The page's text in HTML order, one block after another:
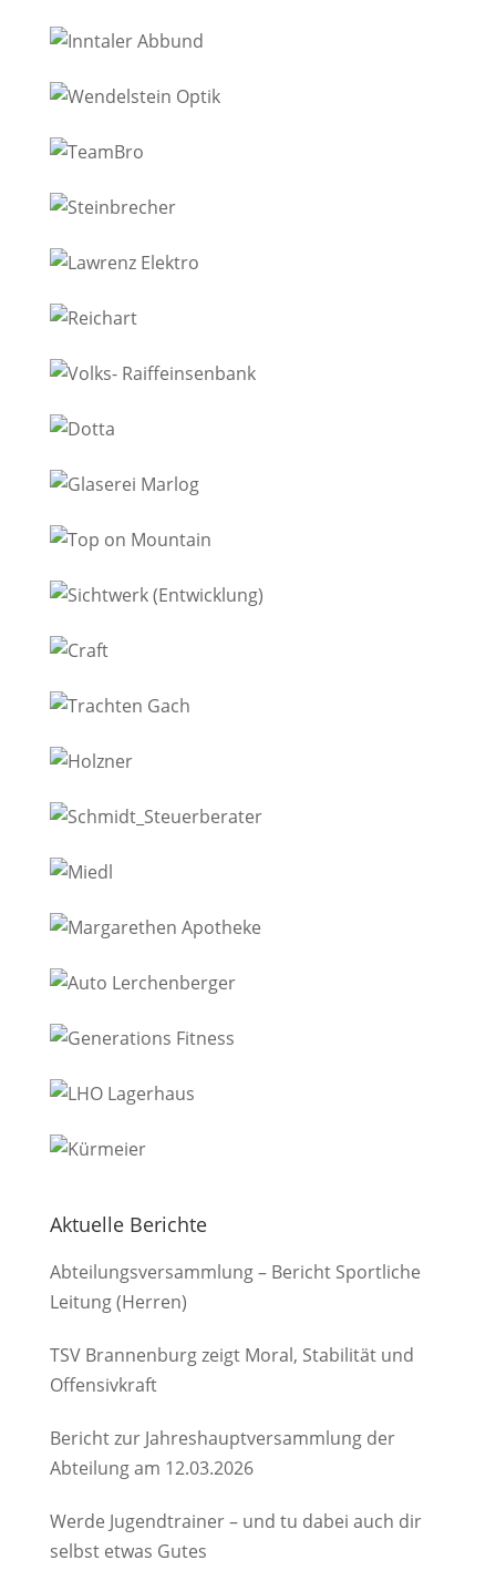
Aktuelle Berichte
Abteilungsversammlung – Bericht Sportliche
Leitung (Herren)
TSV Brannenburg zeigt Moral, Stabilität und
Offensivkraft
Bericht zur Jahreshauptversammlung der
Abteilung am 12.03.2026
Werde Jugendtrainer – und tu dabei auch dir
selbst etwas Gutes